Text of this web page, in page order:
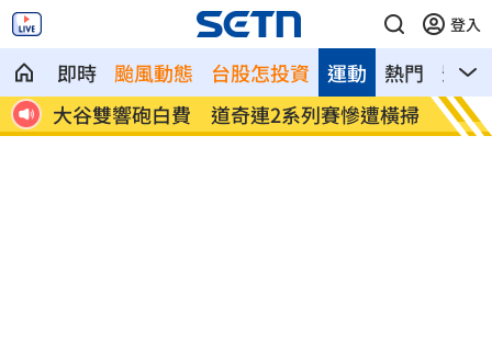
登入
即時 颱風動態 台股怎投資 熱門 影音
運動
掀
大谷雙響砲白費 道奇連2系列賽慘遭橫掃
傘兵
傳